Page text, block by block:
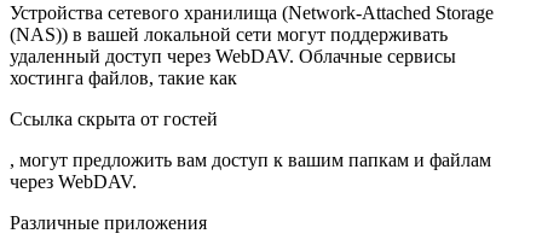
Устройства сетевого хранилища (Network-Attached Storage
(NAS)) в вашей локальной сети могут поддерживать
удаленный доступ через WebDAV. Облачные сервисы
хостинга файлов, такие как
Ссылка скрыта от гостей
, могут предложить вам доступ к вашим папкам и файлам
через WebDAV.
Различные приложения